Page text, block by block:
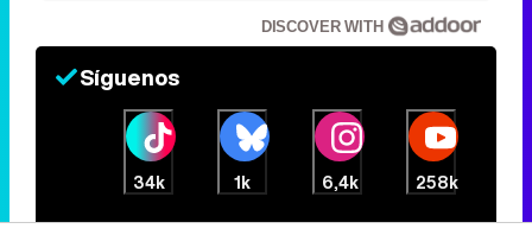
DISCOVER WITH
Síguenos
34k 1k 6,4k 258k